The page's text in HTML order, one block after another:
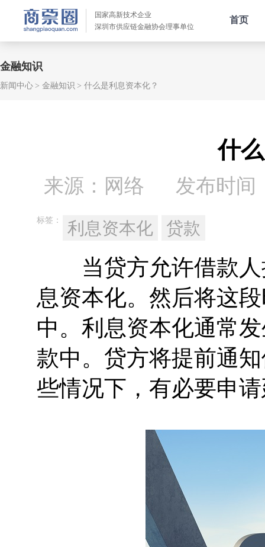
国家高新技术企业
深圳市供应链金融协会理事单位
首页
金融知识
新闻中心 金融知识 什么是利息资本化？
什
来源：网络 发布时间
标签： 利息资本化 贷款
当贷方允许借款人
息资本化。然后将这
中。利息资本化通常
款中。贷方将提前通
些情况下，有必要申